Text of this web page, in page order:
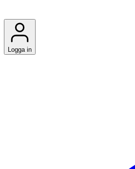
Logga in